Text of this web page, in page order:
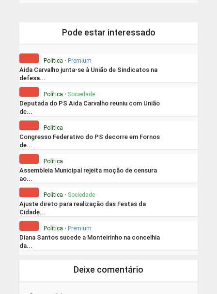
Pode estar interessado
Política • Premium
Aida Carvalho junta-se à União de Sindicatos na
defesa...
Política • Sociedade
Deputada do PS Aida Carvalho reuniu com União
de...
Política
Congresso Federativo do PS decorre em Fornos
de...
Política
Assembleia Municipal rejeita moção de censura
ao...
Política • Sociedade
Ajuste direto para realização das Festas da
Cidade...
Política • Premium
Diana Santos sucede a Monteirinho na concelhia
da...
Deixe comentário